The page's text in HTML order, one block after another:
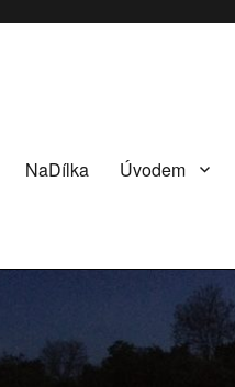
NaDílka Úvodem